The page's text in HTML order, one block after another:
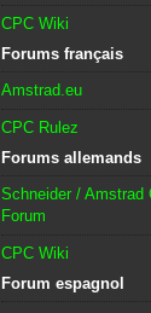
CPC Wiki
Forums français
Amstrad.eu
CPC Rulez
Forums allemands
Schneider / Amstrad
Forum
CPC Wiki
Forum espagnol